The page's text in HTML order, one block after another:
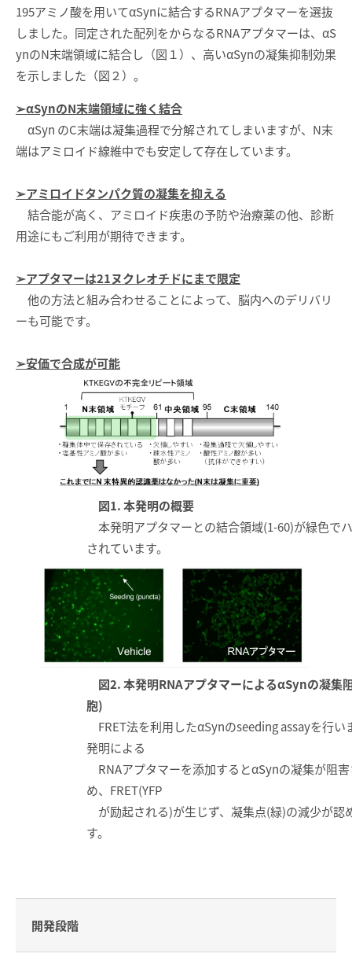
195アミノ酸を用いてαSynに結合するRNAアプタマーを選抜
しました。同定された配列をからなるRNAアプタマーは、αS
ynのN末端領域に結合し（図１）、高いαSynの凝集抑制効果
を示しました（図２）。
➢αSynのN末端領域に強く結合
αSyn のC末端は凝集過程で分解されてしまいますが、N末
端はアミロイド線維中でも安定して存在しています。
➢アミロイドタンパク質の凝集を抑える
結合能が高く、アミロイド疾患の予防や治療薬の他、診断
用途にもご利用が期待できます。
➢アプタマーは21ヌクレオチドにまで限定
他の方法と組み合わせることによって、脳内へのデリバリ
ーも可能です。
➢安価で合成が可能
図1. 本発明の概要
本発明アプタマーとの結合領域(1-60)が緑色で
されています。
図2. 本発明RNAアプタマーによるαSynの凝集
胞)
FRET法を利用したαSynのseeding assayを行い
発明による
RNAアプタマーを添加するとαSynの凝集が阻
め、FRET(YFP
が励起される)が生じず、凝集点(緑)の減少が認
す。
開発段階